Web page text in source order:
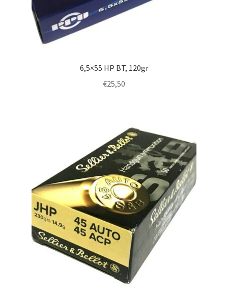
6,5×55 HP BT, 120gr
€25,50